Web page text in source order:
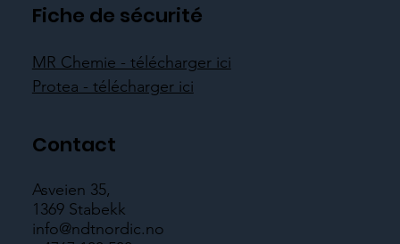
Fiche de sécurité
MR Chemie - télécharger ici
Protea - télécharger ici
Contact
Asveien 35,
1369 Stabekk
info@ndtnordic.no